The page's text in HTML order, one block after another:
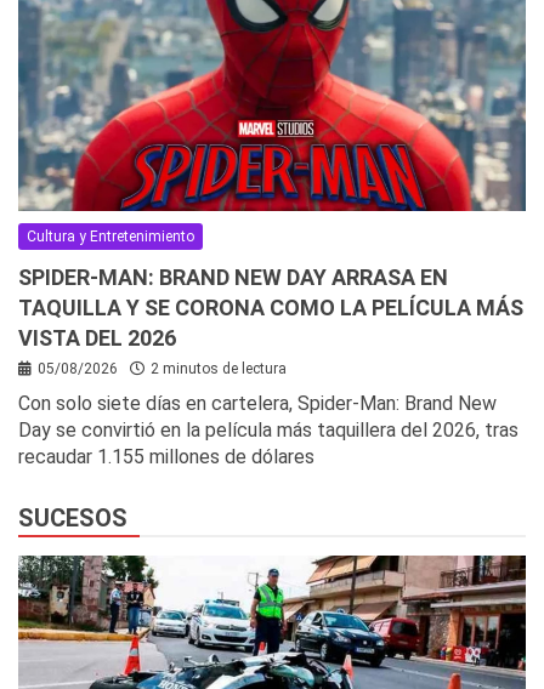
Cultura y Entretenimiento
SPIDER-MAN: BRAND NEW DAY ARRASA EN
TAQUILLA Y SE CORONA COMO LA PELÍCULA MÁS
VISTA DEL 2026
05/08/2026 2 minutos de lectura
Con solo siete días en cartelera, Spider-Man: Brand New
Day se convirtió en la película más taquillera del 2026, tras
recaudar 1.155 millones de dólares
SUCESOS